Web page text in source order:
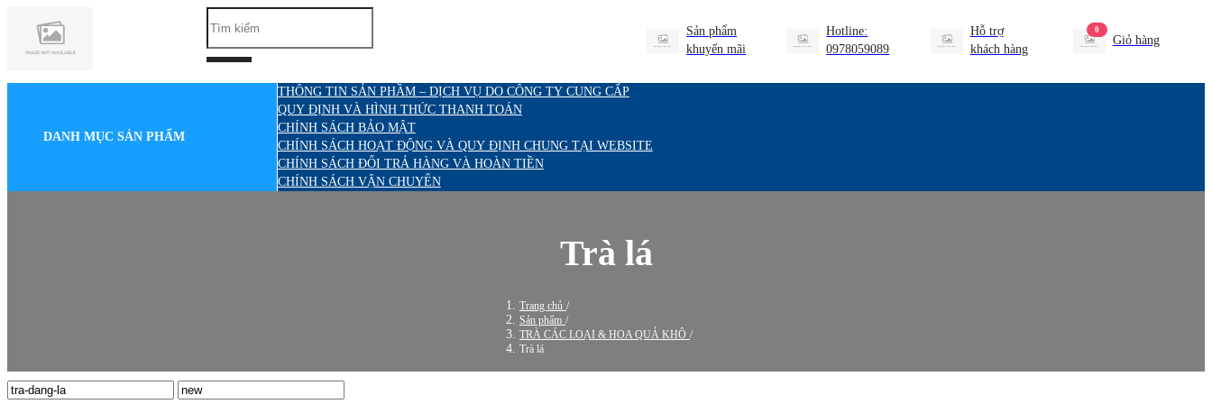
Sản phẩm
khuyến mãi
Hotline:
0978059089
Hỗ trợ
khách hàng
0
Giỏ hàng
DANH MỤC SẢN PHẨM
THÔNG TIN SẢN PHẦM – DỊCH VỤ DO CÔNG TY CUNG CẤP
QUY ĐỊNH VÀ HÌNH THỨC THANH TOÁN
CHÍNH SÁCH BẢO MẬT
CHÍNH SÁCH HOẠT ĐỘNG VÀ QUY ĐỊNH CHUNG TẠI WEBSITE
CHÍNH SÁCH ĐỔI TRẢ HÀNG VÀ HOÀN TIỀN
CHÍNH SÁCH VẬN CHUYỂN
Trà lá
Trang chủ /
Sản phẩm /
TRÀ CÁC LOẠI & HOA QUẢ KHÔ /
Trà lá